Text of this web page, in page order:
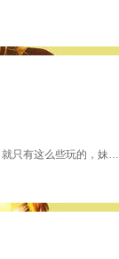
还是不错的地方，泸州小地方，就只有这么些玩的，妹妹还是很敬业的